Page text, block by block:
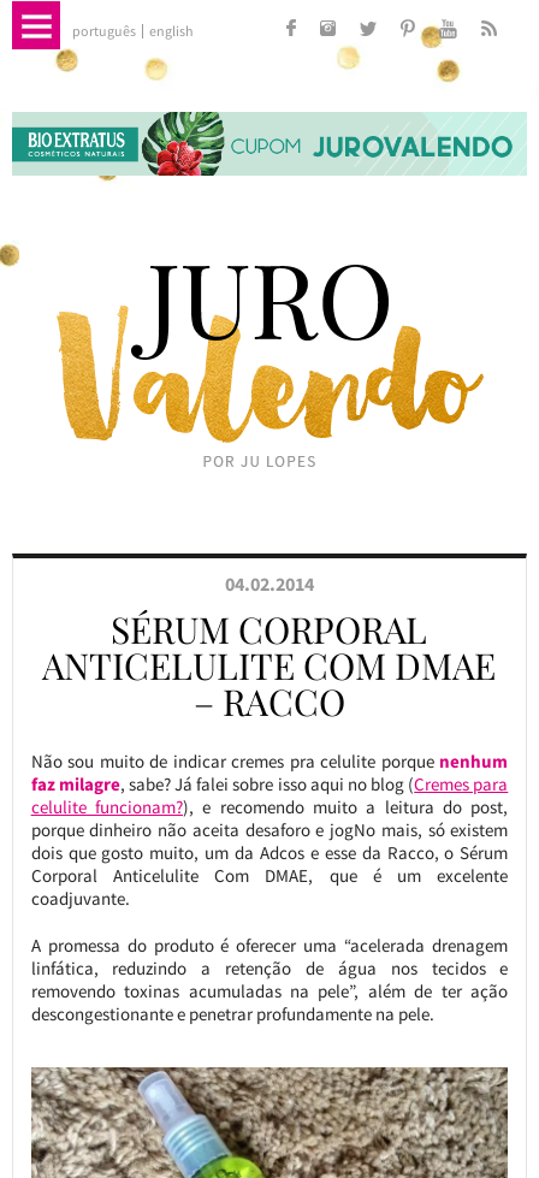
português english
04.02.2014
SÉRUM CORPORAL
ANTICELULITE COM DMAE
– RACCO
Não sou muito de indicar cremes pra celulite porquenenhum
faz milagre, sabe? Já falei sobre isso aqui no blog (Cremes para
celulite funcionam?), e recomendo muito a leitura do post,
porque dinheiro não aceita desaforo e jogNo mais, só existem
dois que gosto muito, um da Adcos e esse da Racco, o Sérum
Corporal Anticelulite Com DMAE, que é um excelente
coadjuvante.
A promessa do produto é oferecer uma “acelerada drenagem
linfática, reduzindo a retenção de água nos tecidos e
removendo toxinas acumuladas na pele”, além de ter ação
descongestionante e penetrar profundamente na pele.